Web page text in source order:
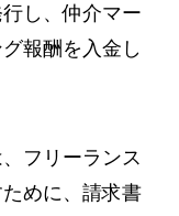
し、仲介マー
報酬を入金し
フリーランス
めに、請求書